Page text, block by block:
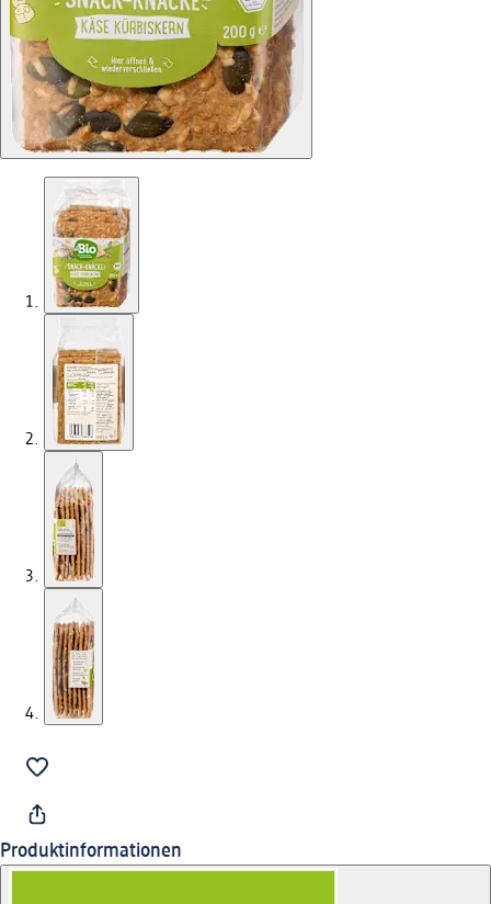
Produktinformationen